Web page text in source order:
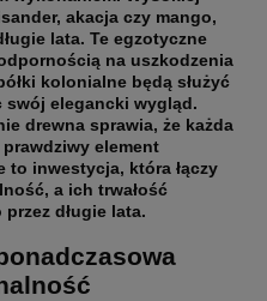
akacja czy mango,
lata. Te egzotyczne
na uszkodzenia
kolonialne będą służyć
swój elegancki wygląd.
drewna sprawia, że każda
element
to inwestycja, która łączy
a ich trwałość
długie lata.